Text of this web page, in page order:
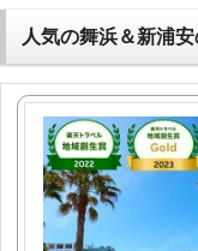
人気の舞浜＆新浦